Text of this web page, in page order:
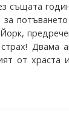
същата
Двама
от храста